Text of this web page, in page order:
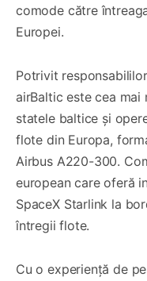
comode către
Europei.
Potrivit
airBaltic este cea mai
statele baltice și
flote din Europa,
Airbus A220-300.
european care oferă
SpaceX Starlink la
întregii flote.
Cu o experiență de